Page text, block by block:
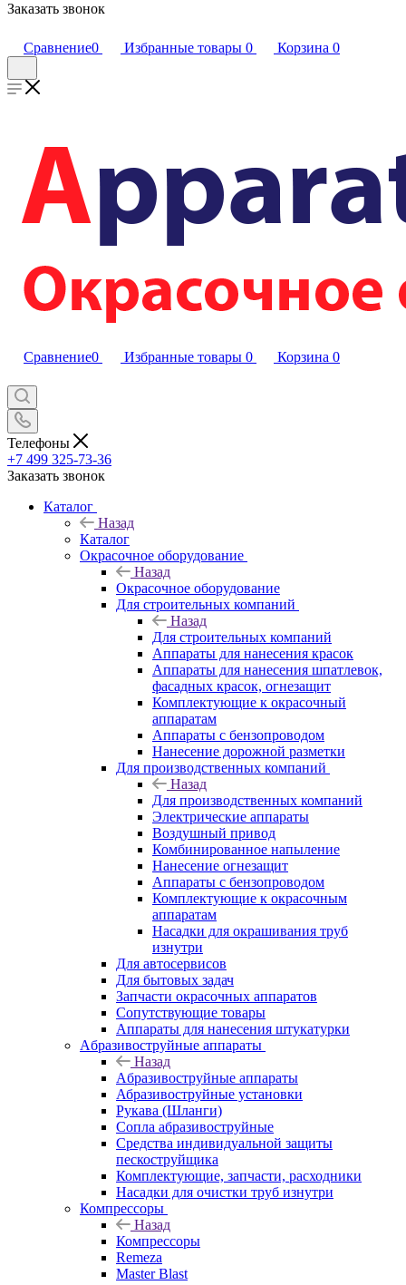
Заказать звонок
Сравнение0 Избранные товары 0 Корзина 0
Сравнение0 Избранные товары 0 Корзина 0
Телефоны
+7 499 325-73-36
Заказать звонок
Каталог
Назад
Каталог
Окрасочное оборудование
Назад
Окрасочное оборудование
Для строительных компаний
Назад
Для строительных компаний
Аппараты для нанесения красок
Аппараты для нанесения шпатлевок,
фасадных красок, огнезащит
Комплектующие к окрасочный
аппаратам
Аппараты с бензопроводом
Нанесение дорожной разметки
Для производственных компаний
Назад
Для производственных компаний
Электрические аппараты
Воздушный привод
Комбинированное напыление
Нанесение огнезащит
Аппараты с бензопроводом
Комплектующие к окрасочным
аппаратам
Насадки для окрашивания труб
изнутри
Для автосервисов
Для бытовых задач
Запчасти окрасочных аппаратов
Сопутствующие товары
Аппараты для нанесения штукатурки
Aбразивоструйные аппараты
Назад
Aбразивоструйные аппараты
Абразивоструйные установки
Рукава (Шланги)
Сопла абразивоструйные
Средства индивидуальной защиты
пескоструйщика
Комплектующие, запчасти, расходники
Насадки для очистки труб изнутри
Компрессоры
Назад
Компрессоры
Remeza
Master Blast